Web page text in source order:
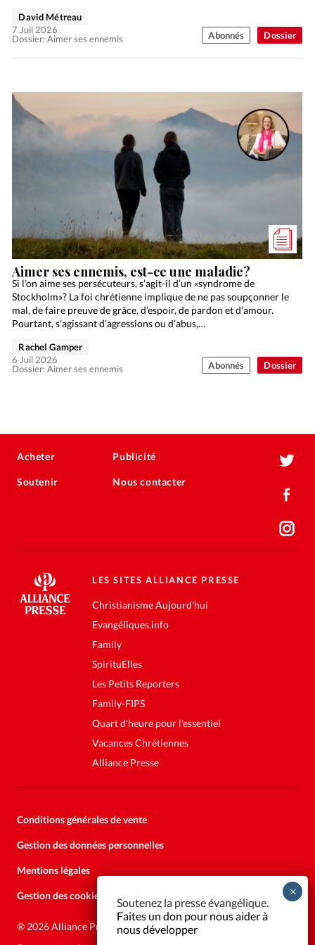
Dossier
Dossier: Aimer ses ennemis
David Métreau
7 Juil 2026
Abonnés
Dossier
Aimer ses ennemis, est-ce une maladie?
Si l’on aime ses persécuteurs, s’agit-il d’un «syndrome de
Stockholm»? La foi chrétienne implique de ne pas soupçonner le
mal, de faire preuve de grâce, d’espoir, de pardon et d’amour.
Pourtant, s’agissant d’agressions ou d’abus,…
Dossier: Aimer ses ennemis
Rachel Gamper
6 Juil 2026
Abonnés
Acheter
Soutenir
Publicité
Nous contacter
LES SITES ALLIANCE PRESSE
Christianisme Aujourd'hui
Evangéliques.info
Family
SpirituElles
Les Petits Reporters
Family-FIPS
Quart d'heure pour l'essentiel
Vacances Chrétiennes
Alliance Presse
Conditions générales de vente
Gestion des données personnelles
Mentions légales
Gestion des cookies
® 2026 Alliance Presse
Soutenez la presse évangélique.
Faites un don pour nous aider à
nous développer